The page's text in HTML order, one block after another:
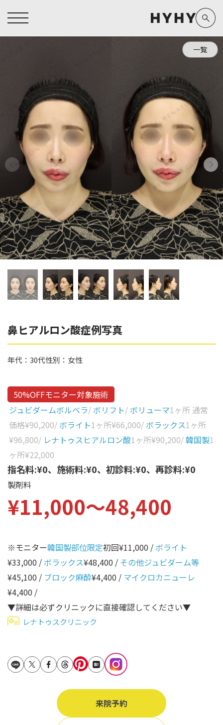
医療脱毛症例一覧
アートメイク症例一覧
クリニック一覧
医師一覧
看護師一覧
新着情報
よくあるご質問
お問い合わせ
プライバシーポリシー
未成年の方へ
コラム
ヒアルロン酸注入 医療脱毛
Doctor
担当医師から探す
副田 周
高橋 希
東山 麻伊子
松村 仁
泉 洋平
辻橋 勇祐
阿部 竜介
Parts
部位から探す
額
こめかみ
眉間
眉上
目の上
涙袋
眼窩縁（目の下）
ゴルゴライン
鼻
ほうれい線
唇
口角
顎
首
立ち耳
Preparation
製剤から探す
ザーフ(XERF)
ボリフト
ボルベラ
ボライト
レナトゥスヒアルロン酸
ダイヤモンドフィール/ピ
ネハ
リジュラン
目の下のクマ取り
その他
Gender
女性
その他
Age
年代から探す
10代
20代
50代
70代
80代
一覧
鼻ヒアルロン酸症例写真
年代： 30代性別： 女性
50%OFFモニター対象施術
ジュビダームボルベラ/ ボリフト/ ボリューマ1ヶ所 通常
価格¥90,200/ ボライト1ヶ所¥66,000/ ボラックス1ヶ所
¥96,800/ レナトゥスヒアルロン酸1ヶ所¥90,200/韓国製1
ヶ所¥22,000
指名料:¥0、施術料:¥0、初診料:¥0、再診料:¥0
製剤料
¥11,000〜48,400
※モニター韓国製部位限定初回¥11,000 / ボライト
¥33,000 / ボラックス¥48,400 / その他ジュビダーム等
¥45,100 / ブロック麻酔¥4,400 / マイクロカニューレ
¥4,400 /
▼詳細は必ずクリニックに直接確認してください▼
レナトゥスクリニック
来院予約